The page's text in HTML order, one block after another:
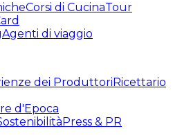
Corsi di CucinaTour
Agenti di viaggio
dei ProduttoriRicettario
d'Epoca
Press & PR